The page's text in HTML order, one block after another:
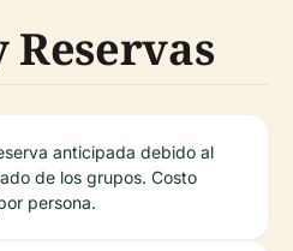
Reservas
anticipada debido al
de los grupos. Costo
persona.